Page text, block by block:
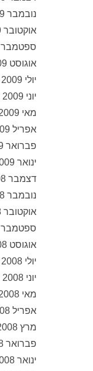
נובמבר 2009
אוקטובר 2009
ספטמבר 2009
אוגוסט 2009
יולי 2009
יוני 2009
מאי 2009
אפריל 2009
פברואר 2009
ינואר 2009
דצמבר 2008
נובמבר 2008
אוקטובר 2008
ספטמבר 2008
אוגוסט 2008
יולי 2008
יוני 2008
מאי 2008
אפריל 2008
מרץ 2008
פברואר 2008
ינואר 2008